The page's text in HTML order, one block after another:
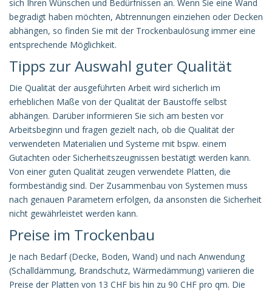
sich Ihren Wünschen und Bedürfnissen an. Wenn Sie eine Wand
begradigt haben möchten, Abtrennungen einziehen oder Decken
abhängen, so finden Sie mit der Trockenbaulösung immer eine
entsprechende Möglichkeit.
Tipps zur Auswahl guter Qualität
Die Qualität der ausgeführten Arbeit wird sicherlich im
erheblichen Maße von der Qualität der Baustoffe selbst
abhängen. Darüber informieren Sie sich am besten vor
Arbeitsbeginn und fragen gezielt nach, ob die Qualität der
verwendeten Materialien und Systeme mit bspw. einem
Gutachten oder Sicherheitszeugnissen bestätigt werden kann.
Von einer guten Qualität zeugen verwendete Platten, die
formbeständig sind. Der Zusammenbau von Systemen muss
nach genauen Parametern erfolgen, da ansonsten die Sicherheit
nicht gewährleistet werden kann.
Preise im Trockenbau
Je nach Bedarf (Decke, Boden, Wand) und nach Anwendung
(Schalldämmung, Brandschutz, Wärmedämmung) variieren die
Preise der Platten von 13 CHF bis hin zu 90 CHF pro qm. Die